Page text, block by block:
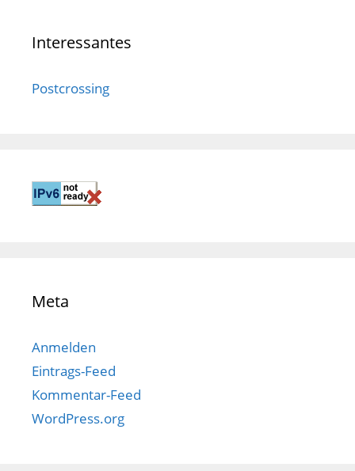
Interessantes
Postcrossing
Meta
Anmelden
Eintrags-Feed
Kommentar-Feed
WordPress.org